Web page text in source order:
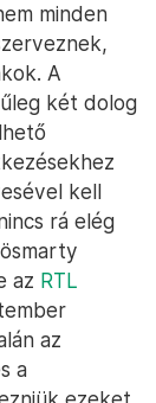
minden
A
két dolog
kell
rá elég
az RTL
az
a